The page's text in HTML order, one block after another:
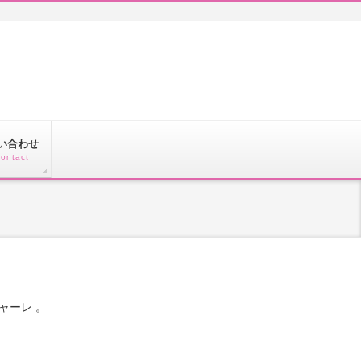
合わせ
ーレ 。